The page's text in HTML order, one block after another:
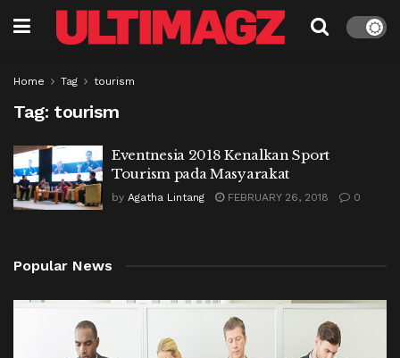
Home Tag tourism
Tag: tourism
Eventnesia 2018 Kenalkan Sport
Tourism pada Masyarakat
by Agatha Lintang FEBRUARY 26, 2018 0
Popular News